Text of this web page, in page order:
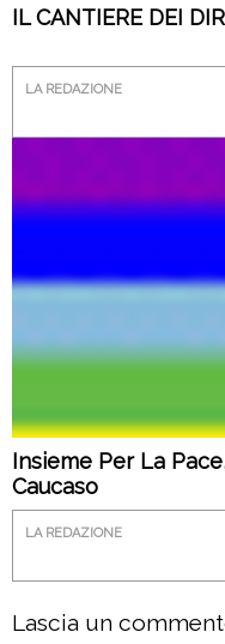
IL CANTIERE DEI
LA REDAZIONE
Insieme Per La
Caucaso
LA REDAZIONE
Lascia un